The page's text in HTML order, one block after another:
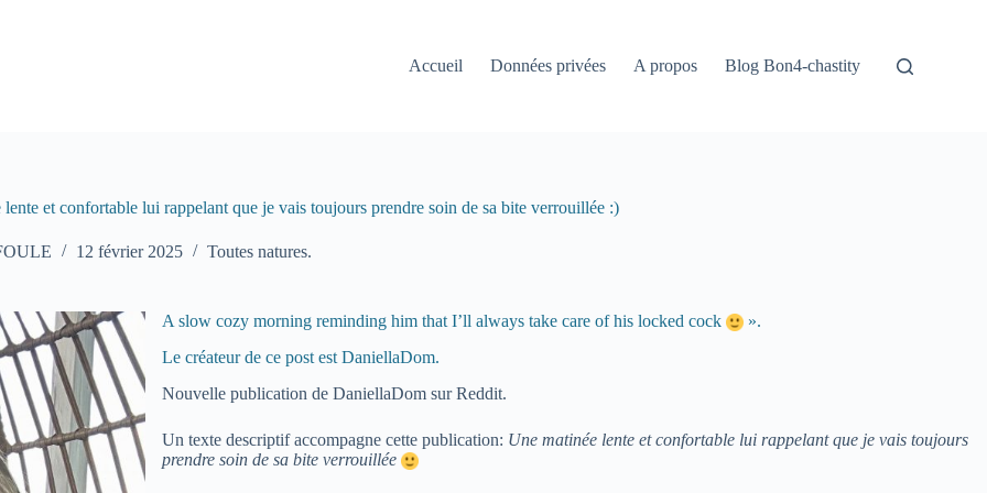
Accueil Données privées A propos Blog Bon4-chastity
et confortable lui rappelant que je vais toujours prendre soin de sa bite verrouillée :)
12 février 2025 Toutes natures.
A slow cozy morning reminding him that I’ll always take care of his locked cock
».
Le créateur de ce post est DaniellaDom.
Nouvelle publication de DaniellaDom sur Reddit.
Un texte descriptif accompagne cette publication: Une matinée lente et confortable lui rappelant que je vais toujours
prendre soin de sa bite verrouillée